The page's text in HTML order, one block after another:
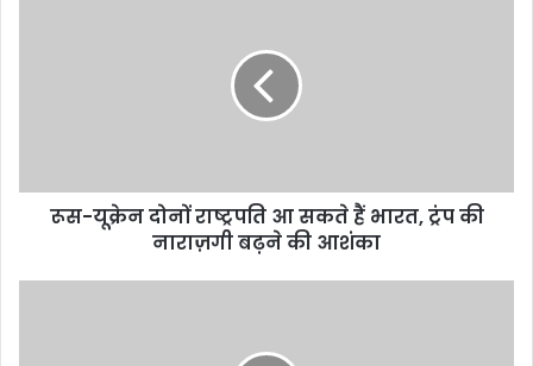
ट्रंप
रूस-यूक्रेन दोनों राष्ट्रपति आ सकते हैं भारत, ट्रंप की
नाराज़गी बढ़ने की आशंका